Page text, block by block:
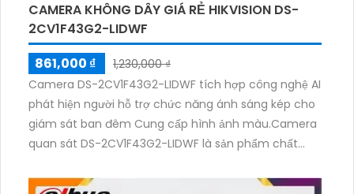
CAMERA KHÔNG DÂY GIÁ RẺ HIKVISION DS-
2CV1F43G2-LIDWF
861,000 ₫
1,230,000 ₫
Camera DS-2CV1F43G2-LIDWF tích hợp công nghệ AI
phát hiện người hỗ trợ chức năng ánh sáng kép cho
giám sát ban đêm Cung cấp hình ảnh màu.Camera
quan sát DS-2CV1F43G2-LIDWF là sản phẩm chất
giám sát an ninh hiệu quả. Camera này có thiết kế